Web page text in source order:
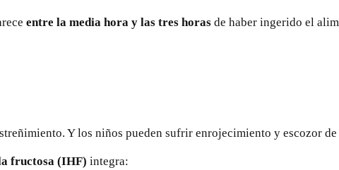
entre la media hora y las tres horas de haber ingerido el
. Y los niños pueden sufrir enrojecimiento y escozor de
fructosa (IHF) integra: